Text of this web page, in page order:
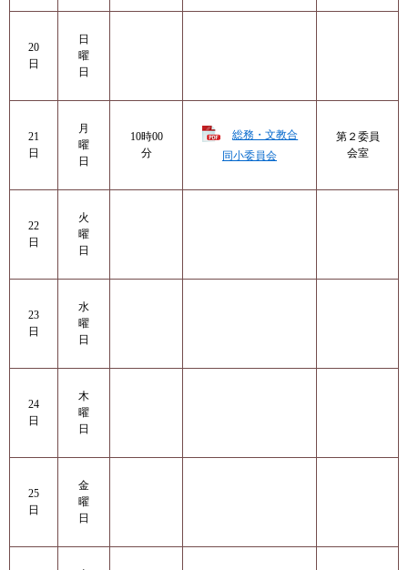
20
日
日
曜
日
21
日
月
曜
日
10時00
分
総務・文教合
同小委員会
第２委員
会室
22
日
火
曜
日
23
日
水
曜
日
24
日
木
曜
日
25
日
金
曜
日